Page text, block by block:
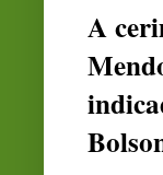
A